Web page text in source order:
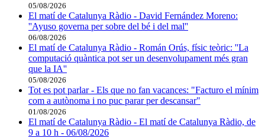
05/08/2026
El matí de Catalunya Ràdio - David Fernández Moreno:
''Ayuso governa per sobre del bé i del mal''
06/08/2026
El matí de Catalunya Ràdio - Román Orús, físic teòric: ''La
computació quàntica pot ser un desenvolupament més gran
que la IA''
05/08/2026
Tot es pot parlar - Els que no fan vacances: "Facturo el mínim
com a autònoma i no puc parar per descansar"
01/08/2026
El matí de Catalunya Ràdio - El matí de Catalunya Ràdio, de
9 a 10 h - 06/08/2026